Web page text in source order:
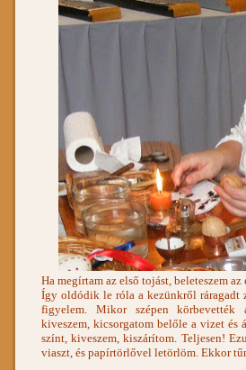
Ha megírtam az első tojást, beleteszem
Így oldódik le róla a kezünkről ráragadt
figyelem. Mikor szépen
kiveszem, kicsorgatom belőle a vizet és
színt, kiveszem, kiszárítom. Teljesen!
viaszt, és papírtörlővel letörlöm. Ekkor